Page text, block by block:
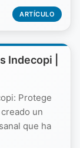
ARTÍCULO
Indecopi |
Protege
un
que ha